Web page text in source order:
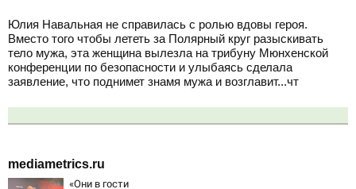
Юлия Навальная не справилась с ролью вдовы героя.
Вместо того чтобы лететь за Полярный круг разыскивать
тело мужа, эта женщина вылезла на трибуну Мюнхенской
конференции по безопасности и улыбаясь сделала
заявление, что поднимет знамя мужа и возглавит...чт
mediametrics.ru
«Они в гости